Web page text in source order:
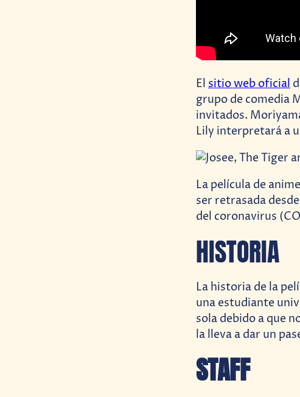
El sitio web oficial
grupo de comedia
invitados.
Lily interpretará a
La película de
ser retrasada
del coronavirus
HISTORIA
La historia de la
una estudiante
sola debido a que
la lleva a dar un
STAFF